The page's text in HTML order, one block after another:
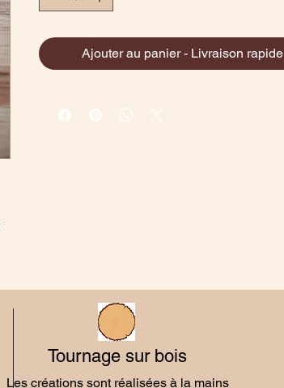
Ajouter au panier - Livraison rapide
Tournage sur bois
Les créations sont réalisées à la mains